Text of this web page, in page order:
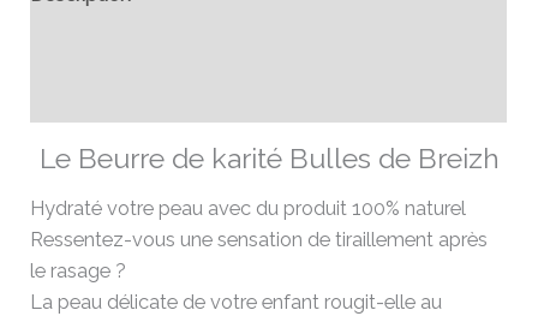
Le Beurre de karité Bulles de Breizh
Hydraté votre peau avec du produit 100% naturel
Ressentez-vous une sensation de tiraillement après
le rasage ?
La peau délicate de votre enfant rougit-elle au